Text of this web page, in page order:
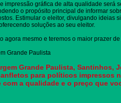
impressão gráfica de alta qualidade será
o propósito principal de informar
Estimular o eleitor, divulgando ideias
soluções ao seu eleitor.
agora mesmo e teremos o maior prazer
Grande Paulista
Grande Paulista, Santinhos,
para políticos impressos
com a qualidade e o preço que